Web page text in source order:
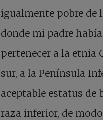
igualmente pobre de
donde mi padre
pertenecer a la etnia
sur, a la Península
aceptable estatus de
raza inferior, de